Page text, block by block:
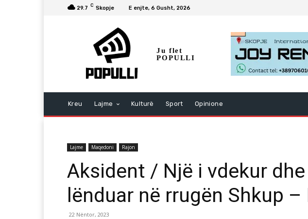
29.7 C Skopje E enjte, 6 Gusht, 2026
Ju flet
POPULLI
Kreu Lajme Kulturë Sport Opinione
Lajme Maqedoni Rajon
Aksident / Një i vdekur
lënduar në rrugën Shkup –
22 Nëntor, 2023